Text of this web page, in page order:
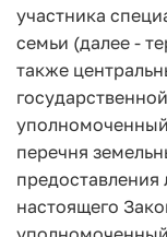
участника
семьи (далее -
также
перечня
предоставления
настоящего